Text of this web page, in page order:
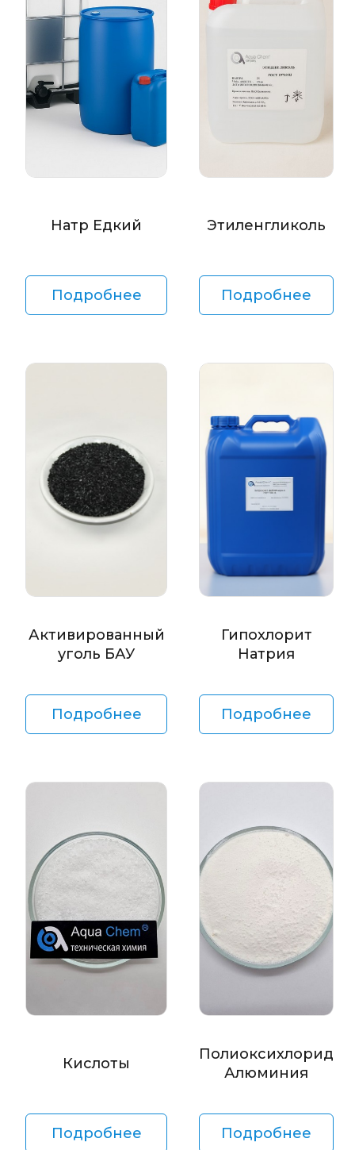
Натр Едкий
Подробнее
Этиленгликоль
Подробнее
Активированный
уголь БАУ
Подробнее
Гипохлорит
Натрия
Подробнее
Кислоты
Подробнее
Полиоксихлорид
Алюминия
Подробнее